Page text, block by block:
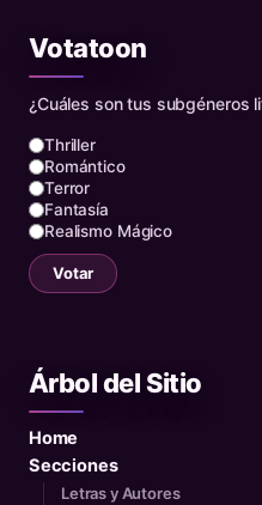
Votatoon
¿Cuáles son tus subgéneros
Thriller
Romántico
Terror
Fantasía
Realismo Mágico
Votar
Árbol del Sitio
Home
Secciones
Letras y Autores